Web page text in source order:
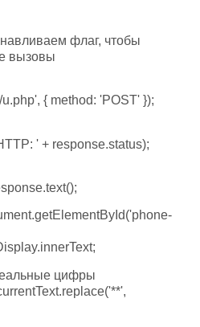
флаг, чтобы
вызовы
{ method: 'POST' });
' + response.status);
цифры